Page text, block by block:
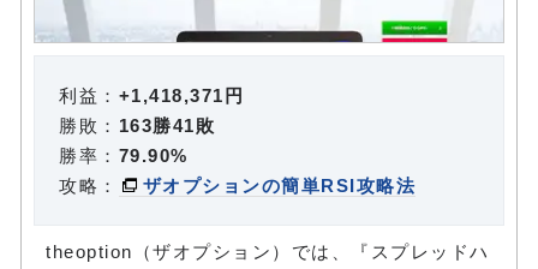
利益： +1,418,371円
勝敗： 163勝41敗
勝率： 79.90%
攻略：
ザオプションの簡単RSI攻略法
theoption（ザオプション）では、『スプレッドハ